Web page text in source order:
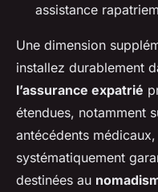
assistance
Une dimension
installez durablement
l’assurance expatrié
étendues, notamment
antécédents médicaux,
systématiquement
destinées au